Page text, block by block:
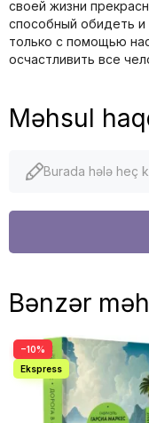
своей жизни
способный обидеть
только с помощью
осчастливить все
Məhsul
Burada hələ heç
Bənzər
−10%